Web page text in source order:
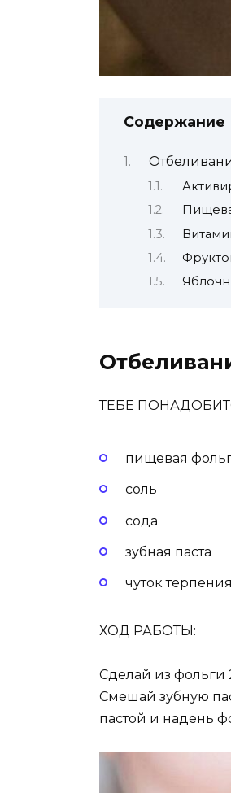
Содержание
ТЕБЕ
пищевая
соль
сода
зубная паста
чуток терпения
ХОД РАБОТЫ:
Сделай из фольги
Смешай зубную
пастой и надень